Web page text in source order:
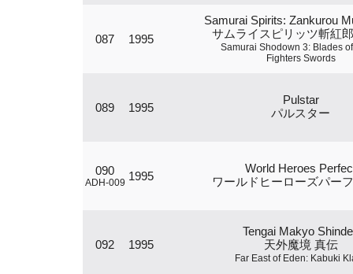
087 1995
Samurai Spirits: Zankurou
サムライスピリッツ斬紅
Samurai Shodown 3: Blades
Fighters Swords
089 1995
Pulstar
パルスター
090
ADH-009 1995
World Heroes
ワールドヒーローズパー
092 1995
Tengai Makyo
天外魔境 真伝
Far East of Eden: Kabuki